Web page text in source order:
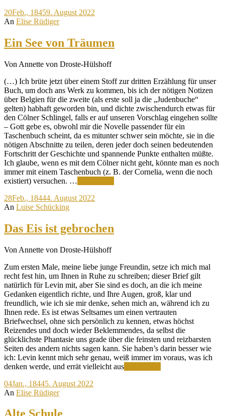
20Feb., 18459. August 2022
An Elise Rüdiger
Ein See von Träumen
Von Annette von Droste-Hülshoff
(…) Ich brüte jetzt über einem Stoff zur dritten Erzählung für unser
Buch, um doch ans Werk zu kommen, bis ich der nötigen Notizen
über Belgien für die zweite (als erste soll ja die „Judenbuche“
gelten) habhaft geworden bin, und dichte zwischendurch etwas für
den Cölner Schlingel, falls er auf unseren Vorschlag eingehen sollte
– Gott gebe es, obwohl mir die Novelle passender für ein
Taschenbuch scheint, da es mitunter schwer sein möchte, sie in die
nötigen Abschnitte zu teilen, deren jeder doch seinen bedeutenden
Fortschritt der Geschichte und spannende Punkte enthalten müßte.
Ich glaube, wenn es mit dem Cölner nicht geht, könnte man es noch
immer mit einem Taschenbuch (z. B. der Cornelia, wenn die noch
existiert) versuchen. …
28Feb., 18444. August 2022
An Luise Schücking
Das Eis ist gebrochen
Von Annette von Droste-Hülshoff
Zum ersten Male, meine liebe junge Freundin, setze ich mich mal
recht fest hin, um Ihnen in Ruhe zu schreiben; dieser Brief gilt
natürlich für Levin mit, aber Sie sind es doch, an die ich meine
Gedanken eigentlich richte, und Ihre Augen, groß, klar und
freundlich, wie ich sie mir denke, sehen mich an, während ich zu
Ihnen rede. Es ist etwas Seltsames um einen vertrauten
Briefwechsel, ohne sich persönlich zu kennen, etwas höchst
Reizendes und doch wieder Beklemmendes, da selbst die
glücklichste Phantasie uns grade über die feinsten und reizbarsten
Seiten des andern nichts sagen kann. Sie haben’s darin besser wie
ich: Levin kennt mich sehr genau, weiß immer im voraus, was ich
denken werde, und errät vielleicht aus
04Jan., 18445. August 2022
An Elise Rüdiger